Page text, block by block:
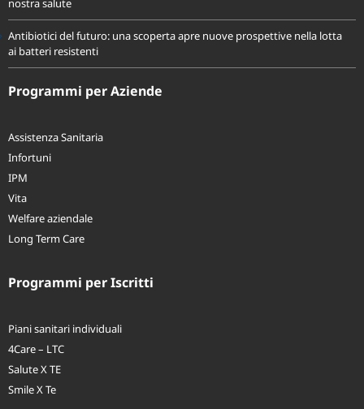
Oceani sempre più caldi: quali sono le conseguenze per il clima e per la
nostra salute
Antibiotici del futuro: una scoperta apre nuove prospettive nella lotta
ai batteri resistenti
Assistenza Sanitaria
Infortuni
IPM
Vita
Welfare aziendale
Piani sanitari individuali
4Care – LTC
Salute X TE